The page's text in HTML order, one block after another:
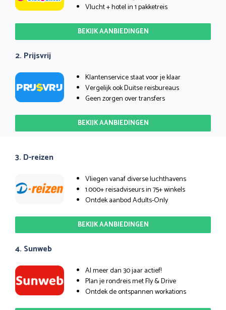
Vlucht + hotel in 1 pakketreis
BEKIJK AANBIEDINGEN
2. Prijsvrij
Klantenservice staat voor je klaar
Vergelijk ook Duitse reisbureaus
Geen zorgen over transfers
BEKIJK AANBIEDINGEN
3. D-reizen
Vliegen vanaf diverse luchthavens
1.000+ reisadviseurs in 75+ winkels
Ontdek aanbod Adults-Only
BEKIJK AANBIEDINGEN
4. Sunweb
Al meer dan 30 jaar actief!
Plan je rondreis met Fly & Drive
Ontdek de ontspannen workations